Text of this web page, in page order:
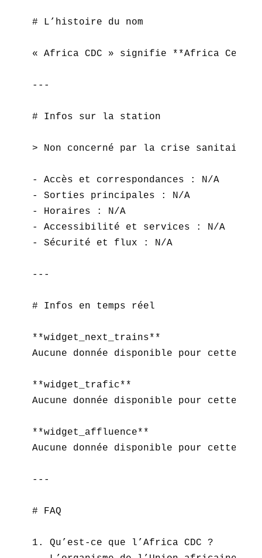
# L’histoire du nom
« Africa CDC » signifie **Africa
---
# Infos sur la station
> Non concerné par la crise sanitaire
- Accès et correspondances : N/A
- Sorties principales : N/A
- Horaires : N/A
- Accessibilité et services : N/A
- Sécurité et flux : N/A
---
# Infos en temps réel
**widget_next_trains**
Aucune donnée disponible pour cette
**widget_trafic**
Aucune donnée disponible pour cette
**widget_affluence**
Aucune donnée disponible pour cette
---
# FAQ
1. Qu’est-ce que l’Africa CDC ?